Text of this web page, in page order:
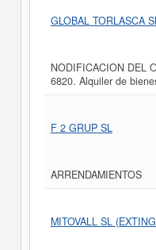
GLOBAL TORLASCA
NODIFICACION DEL
6820. Alquiler de
F 2 GRUP SL
ARRENDAMIENTOS
MITOVALL SL